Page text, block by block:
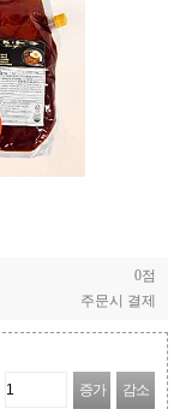
0점
주문시 결제
증가 감소